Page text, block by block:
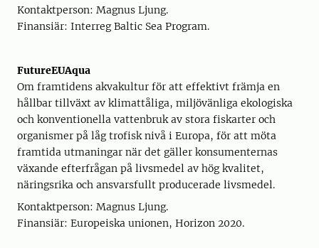
Kontaktperson: Magnus Ljung.
Finansiär: Interreg Baltic Sea Program.
FutureEUAqua
Om framtidens akvakultur för att effektivt främja en
hållbar tillväxt av klimattåliga, miljövänliga ekologiska
och konventionella vattenbruk av stora fiskarter och
organismer på låg trofisk nivå i Europa, för att möta
framtida utmaningar när det gäller konsumenternas
växande efterfrågan på livsmedel av hög kvalitet,
näringsrika och ansvarsfullt producerade livsmedel.
Kontaktperson: Magnus Ljung.
Finansiär: Europeiska unionen, Horizon 2020.